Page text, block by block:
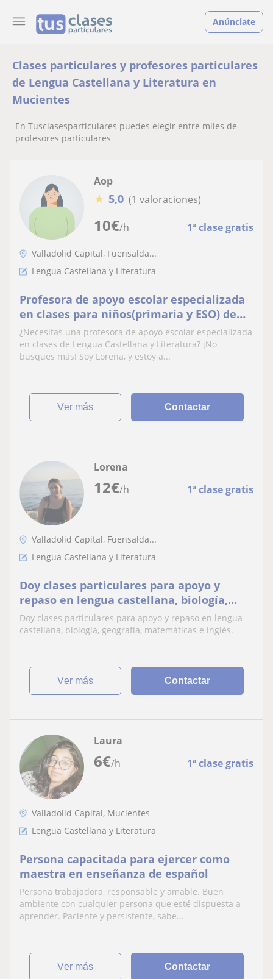
Anúnciate
Clases particulares y profesores particulares
de Lengua Castellana y Literatura en
Mucientes
En Tusclasesparticulares puedes elegir entre miles de
profesores particulares
10€/h 1ª clase gratis
Aop
★ 5,0 (1 valoraciones)
Valladolid Capital, Fuensalda...
Lengua Castellana y Literatura
Profesora de apoyo escolar especializada
en clases para niños(primaria y ESO) de
forma presencial
¿Necesitas una profesora de apoyo escolar especializada
en clases de Lengua Castellana y Literatura? ¡No
busques más! Soy Lorena, y estoy a...
ver más Contactar
12€/h 1ª clase gratis
Lorena
Valladolid Capital, Fuensalda...
Lengua Castellana y Literatura
Doy clases particulares para apoyo y
repaso en lengua castellana, biología,
geografía, inglés y matemáticas
Doy clases particulares para apoyo y repaso en lengua
castellana, biología, geografía, matemáticas e inglés.
ver más Contactar
6€/h 1ª clase gratis
Laura
Valladolid Capital, Mucientes
Lengua Castellana y Literatura
Persona capacitada para ejercer como
maestra en enseñanza de español
Persona trabajadora, responsable y amable. Buen
ambiente con cualquier persona que esté dispuesta a
aprender. Paciente y persistente, sabe...
ver más Contactar